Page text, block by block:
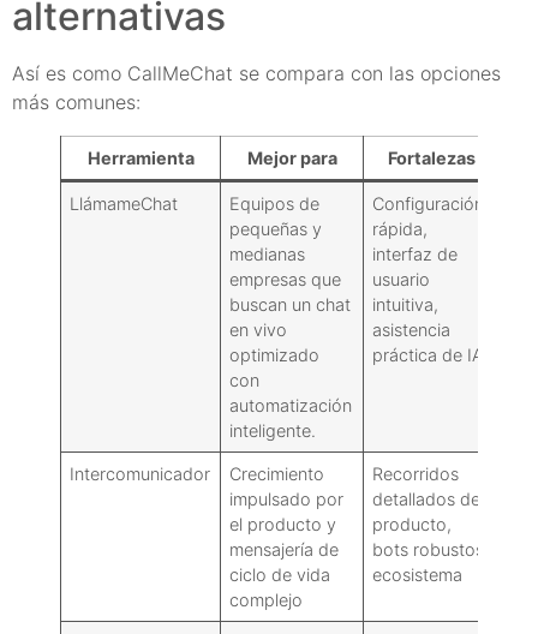
alternativas
Así es como CallMeChat se compara con las opciones
más comunes:
Herramienta Mejor para Fortalezas
LlámameChat
Equipos de
pequeñas y
medianas
empresas que
buscan un chat
en vivo
optimizado
con
automatización
inteligente.
Configuración
rápida,
interfaz de
usuario
intuitiva,
asistencia
práctica de IA.
Intercomunicador
Crecimiento
impulsado por
el producto y
mensajería de
ciclo de vida
complejo
Recorridos
detallados del
producto,
bots robustos,
ecosistema